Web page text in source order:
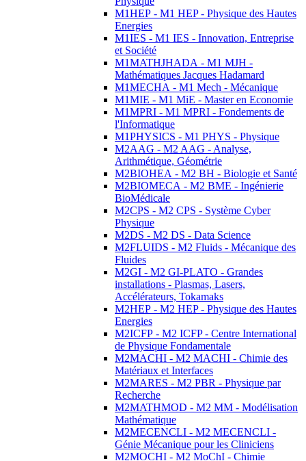
M1HEP - M1 HEP - Physique des Hautes
Energies
M1IES - M1 IES - Innovation, Entreprise
et Société
M1MATHJHADA - M1 MJH -
Mathématiques Jacques Hadamard
M1MECHA - M1 Mech - Mécanique
M1MIE - M1 MiE - Master en Economie
M1MPRI - M1 MPRI - Fondements de
l'Informatique
M1PHYSICS - M1 PHYS - Physique
M2AAG - M2 AAG - Analyse,
Arithmétique, Géométrie
M2BIOHEA - M2 BH - Biologie et Santé
M2BIOMECA - M2 BME - Ingénierie
BioMédicale
M2CPS - M2 CPS - Système Cyber
Physique
M2DS - M2 DS - Data Science
M2FLUIDS - M2 Fluids - Mécanique des
Fluides
M2GI - M2 GI-PLATO - Grandes
installations - Plasmas, Lasers,
Accélérateurs, Tokamaks
M2HEP - M2 HEP - Physique des Hautes
Energies
M2ICFP - M2 ICFP - Centre International
de Physique Fondamentale
M2MACHI - M2 MACHI - Chimie des
Matériaux et Interfaces
M2MARES - M2 PBR - Physique par
Recherche
M2MATHMOD - M2 MM - Modélisation
Mathématique
M2MECENCLI - M2 MECENCLI -
Génie Mécanique pour les Cliniciens
M2MOCHI - M2 MoChI - Chimie